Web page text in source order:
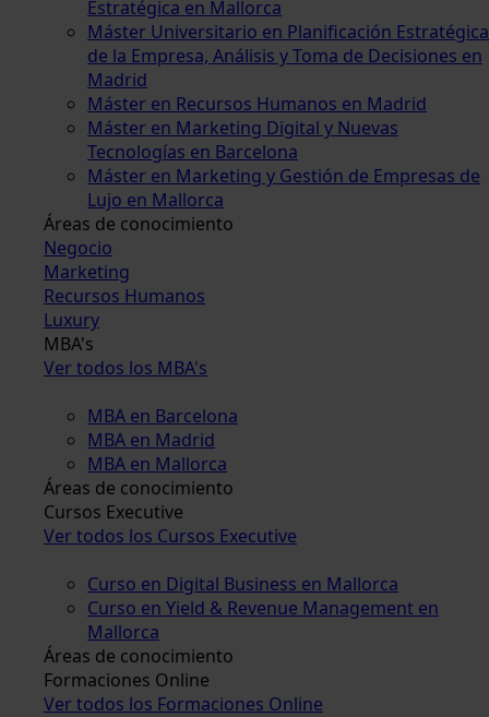
Estratégica en Mallorca
Máster Universitario en Planificación Estratégica
de la Empresa, Análisis y Toma de Decisiones en
Madrid
Máster en Recursos Humanos en Madrid
Máster en Marketing Digital y Nuevas
Tecnologías en Barcelona
Máster en Marketing y Gestión de Empresas de
Lujo en Mallorca
Áreas de conocimiento
Negocio
Marketing
Recursos Humanos
Luxury
MBA's
Ver todos los MBA's
MBA en Barcelona
MBA en Madrid
MBA en Mallorca
Áreas de conocimiento
Cursos Executive
Ver todos los Cursos Executive
Curso en Digital Business en Mallorca
Curso en Yield & Revenue Management en
Mallorca
Áreas de conocimiento
Formaciones Online
Ver todos los Formaciones Online